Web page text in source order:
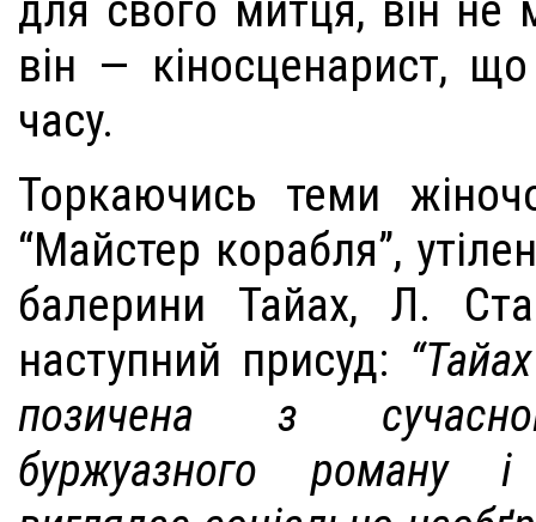
він — кіносценарист,
часу.
Торкаючись теми
“Майстер корабля”,
балерини Тайах, Л.
наступний присуд:
позичена з
буржуазного роману і